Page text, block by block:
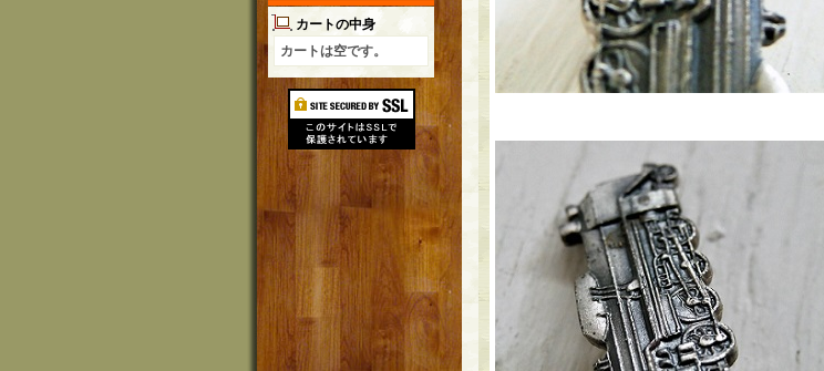
カートの中身
カートは空です。